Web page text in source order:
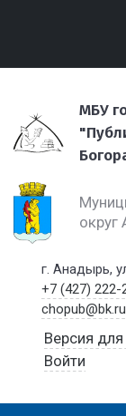
МБУ
округ
г. Анадырь,
+7 (427) 222-
chopub@bk.ru
Версия
Войти